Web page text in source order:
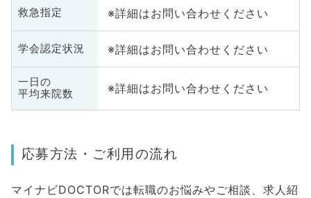
救急指定 ※詳細はお問い合わせください
学会認定状況 ※詳細はお問い合わせください
一日の
平均来院数
※詳細はお問い合わせください
応募方法・ご利用の流れ
マイナビDOCTORでは転職のお悩みやご相談、求人紹